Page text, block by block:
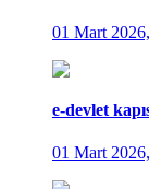
01 Mart
e-devlet
01 Mart